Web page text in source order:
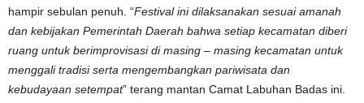
hampir sebulan penuh. “Festival ini dilaksanakan sesuai amanah
dan kebijakan Pemerintah Daerah bahwa setiap kecamatan diberi
ruang untuk berimprovisasi di masing – masing kecamatan untuk
menggali tradisi serta mengembangkan pariwisata dan
kebudayaan setempat” terang mantan Camat Labuhan Badas ini.